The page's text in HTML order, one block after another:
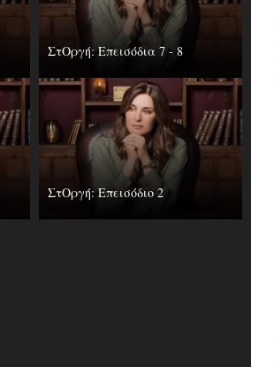
ΣτΟργή: Επεισόδια 7 - 8
ΣτΟργή: Επεισόδιο 2